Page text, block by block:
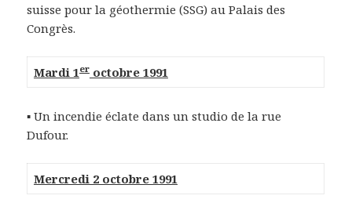
suisse pour la géothermie (SSG) au Palais des
Congrès.
Mardi 1eroctobre 1991
▪ Un incendie éclate dans un studio de la rue
Dufour.
Mercredi 2 octobre 1991